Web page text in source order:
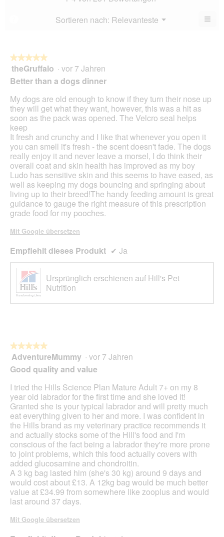
Sortieren nach: Relevanteste ▼
Menü ≡
★★★★★
★★★★★
5
5
Sternen.
theGruffalo · vor 7 Jahren
Better than a dogs dinner
My dogs are old enough to know if they turn their nose up
they will get what they want, however, this was a hit as
soon as the pack was opened. The Velcro seal helps
keep
It fresh and crunchy and I like that whenever you open it
you can smell it's fresh - the scent doesn't fade. The dogs
really enjoy it and never leave a morsel, I do think their
overall coat and skin health has improved as my boy
Ludo has sensitive skin and this seems to have eased, as
well as keeping my dogs bouncing and springing about
living up to their breed!The handy feeding amount is great
guidance to gauge the right measure of this prescription
grade food for my pooches.
Mit Google übersetzen
Empfiehlt dieses Produkt ✔ Ja
Ursprünglich erschienen auf Hill's Pet
Nutrition
★★★★★
★★★★★
5
5
Sternen.
AdventureMummy · vor 7 Jahren
Good quality and value
I tried the Hills Science Plan Mature Adult 7+ on my 8
year old labrador for the first time and she loved it!
Granted she is your typical labrador and will pretty much
eat everything given to her and more. I was confident in
the Hills brand as my veterinary practice recommends it
and actually stocks some of the Hill's food and I'm
conscious of the fact being a labrador they're more prone
to joint problems, which this food actually covers with
added glucosamine and chondroitin.
A 3 kg bag lasted him (she's 30 kg) around 9 days and
would cost about £13. A 12kg bag would be much better
value at £34.99 from somewhere like zooplus and would
last around 37 days.
Mit Google übersetzen